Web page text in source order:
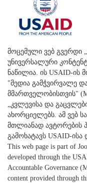
მოცემული ვებ გვერდი
უნივერსალური
ნაწილია. ის USAID-ის
"მედია გამჭვირვალე
მმართველობისთვის"
„კვლევისა და
ახორციელებს. ამ ვებ
მთლიანად ავტორების
გამოხატავს USAID-ისა
This web page is part of
developed through the
Accountable Governance
content provided through